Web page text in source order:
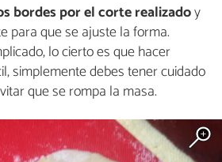
bordes por el corte realizadoy
para que se ajuste la forma.
lo cierto es que hacer
simplemente debes tener cuidado
que se rompa la masa.